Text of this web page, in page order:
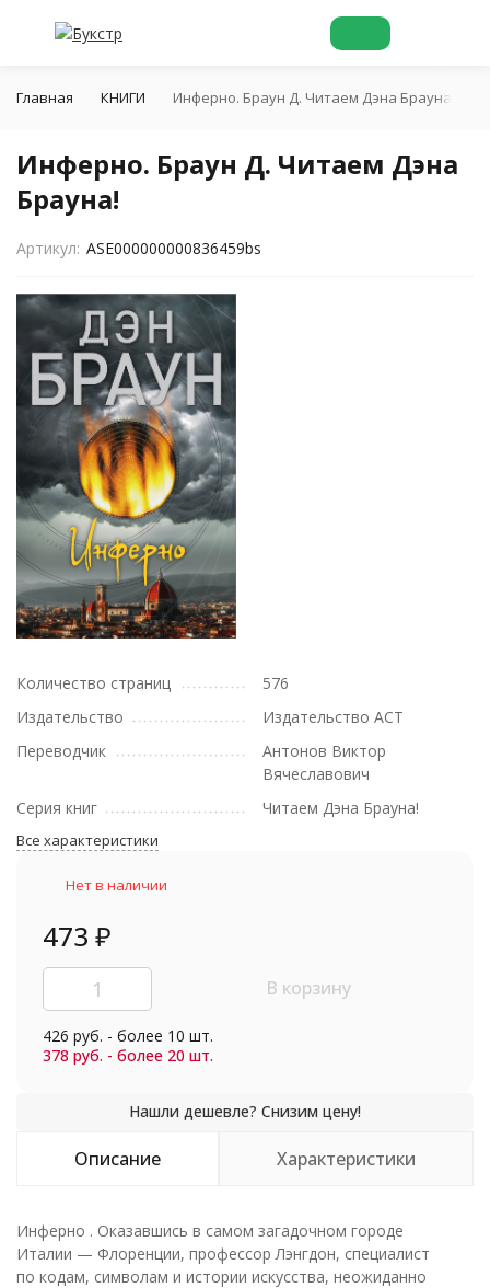
Главная КНИГИ Инферно. Браун Д. Читаем Дэна Брауна!
Инферно. Браун Д. Читаем Дэна
Брауна!
Артикул: ASE000000000836459bs
Количество страниц
576
Издательство
Издательство АСТ
Переводчик
Антонов Виктор
Вячеславович
Серия книг
Читаем Дэна Брауна!
Все характеристики
Нет в наличии
473 ₽
В корзину
426 руб. - более 10 шт.
378 руб. - более 20 шт.
Описание Характеристики
Инферно . Оказавшись в самом загадочном городе
Италии — Флоренции, профессор Лэнгдон, специалист
по кодам, символам и истории искусства, неожиданно